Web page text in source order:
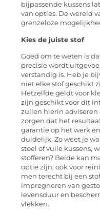
bijpassende kussens
van opties. De wereld
grenzeloze
Kies de juiste stof
Goed om te weten is
precisie wordt
verstandig is. Heb je
niet elke stof geschikt
Hetzelfde geldt voor
zijn geschikt voor dit
zullen hierin adviseren
zorgen dat het
garantie op het werk
duidelijk. Zo weet je
stoel of vuile kussens,
stofferen? Beide kan
optie zijn, ook voor
men terecht bij een
impregneren van
levensduur en
vlekken.